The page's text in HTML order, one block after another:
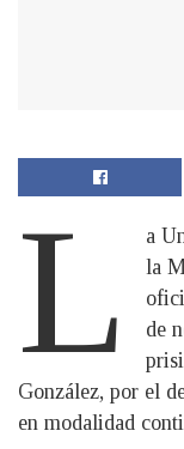
L
a
la
de
González, por el
en modalidad